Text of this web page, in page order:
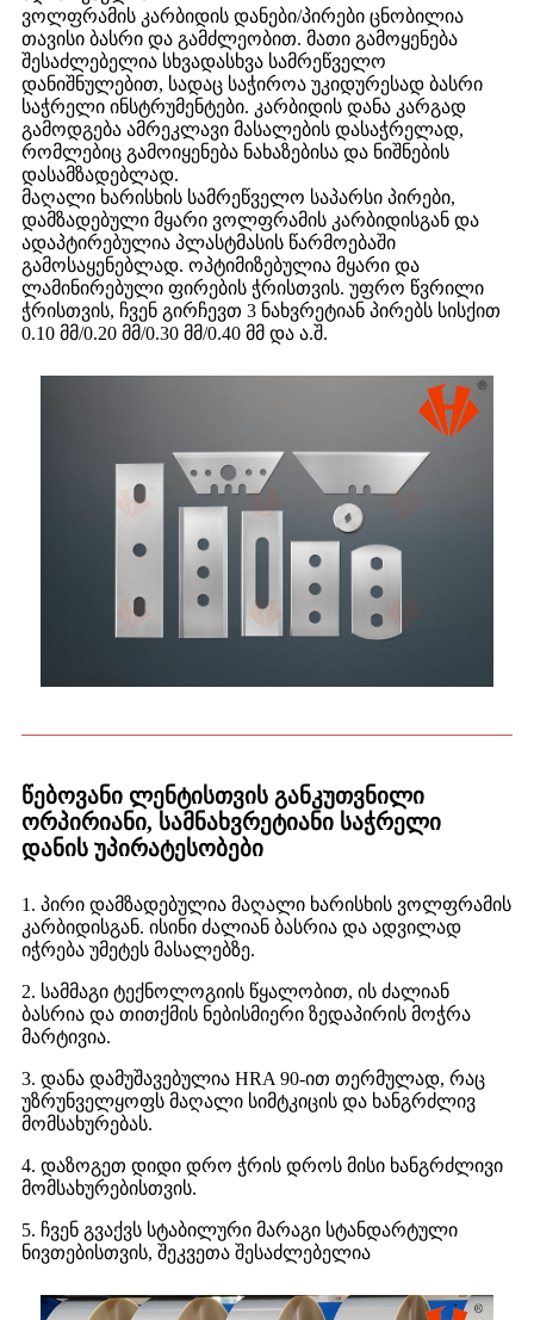
ვოლფრამის კარბიდის დანები/პირები ცნობილია
თავისი ბასრი და გამძლეობით. მათი გამოყენება
შესაძლებელია სხვადასხვა სამრეწველო
დანიშნულებით, სადაც საჭიროა უკიდურესად ბასრი
საჭრელი ინსტრუმენტები. კარბიდის დანა კარგად
გამოდგება ამრეკლავი მასალების დასაჭრელად,
რომლებიც გამოიყენება ნახაზებისა და ნიშნების
დასამზადებლად.
მაღალი ხარისხის სამრეწველო საპარსი პირები,
დამზადებული მყარი ვოლფრამის კარბიდისგან და
ადაპტირებულია პლასტმასის წარმოებაში
გამოსაყენებლად. ოპტიმიზებულია მყარი და
ლამინირებული ფირების ჭრისთვის. უფრო წვრილი
ჭრისთვის, ჩვენ გირჩევთ 3 ნახვრეტიან პირებს სისქით
0.10 მმ/0.20 მმ/0.30 მმ/0.40 მმ და ა.შ.
წებოვანი ლენტისთვის განკუთვნილი
ორპირიანი, სამნახვრეტიანი საჭრელი
დანის უპირატესობები
1. პირი დამზადებულია მაღალი ხარისხის ვოლფრამის
კარბიდისგან. ისინი ძალიან ბასრია და ადვილად
იჭრება უმეტეს მასალებზე.
2. სამმაგი ტექნოლოგიის წყალობით, ის ძალიან
ბასრია და თითქმის ნებისმიერი ზედაპირის მოჭრა
მარტივია.
3. დანა დამუშავებულია HRA 90-ით თერმულად, რაც
უზრუნველყოფს მაღალი სიმტკიცის და ხანგრძლივ
მომსახურებას.
4. დაზოგეთ დიდი დრო ჭრის დროს მისი ხანგრძლივი
მომსახურებისთვის.
5. ჩვენ გვაქვს სტაბილური მარაგი სტანდარტული
ნივთებისთვის, შეკვეთა შესაძლებელია